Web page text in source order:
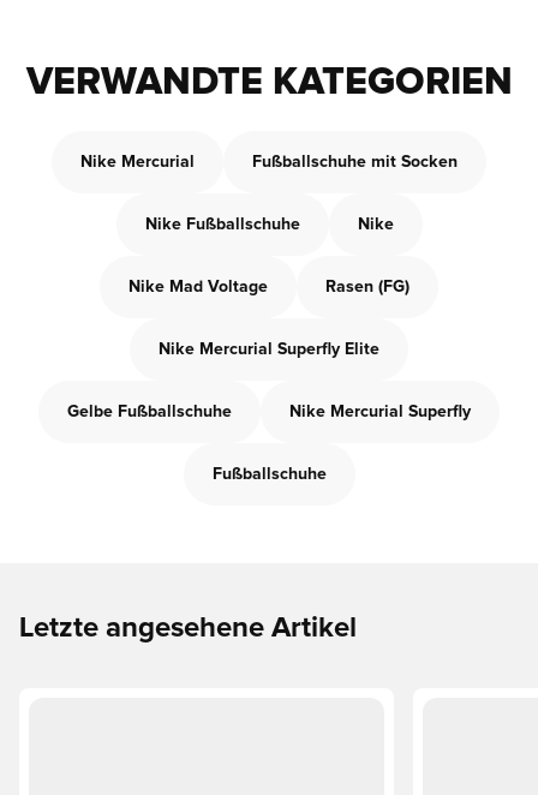
VERWANDTE KATEGORIEN
Nike Mercurial Fußballschuhe mit Socken
Nike Fußballschuhe Nike
Nike Mad Voltage Rasen (FG)
Nike Mercurial Superfly Elite
Gelbe Fußballschuhe Nike Mercurial Superfly
Fußballschuhe
Letzte angesehene Artikel